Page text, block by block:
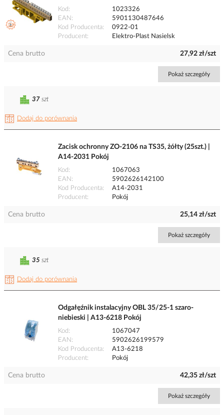
Kod
1023326
EAN
5901130487646
Kod Producenta
0922-01
Producent
Elektro-Plast Nasielsk
Cena brutto 27,92 zł/szt
Pokaż szczegóły
Dodaj do porównania
37 szt
Zacisk ochronny ZO-2106 na TS35, żółty (25szt.) |
A14-2031 Pokój
Kod
1067063
EAN
5902626142100
Kod Producenta
A14-2031
Producent
Pokój
Cena brutto 25,14 zł/szt
Pokaż szczegóły
Dodaj do porównania
35 szt
Odgałęźnik instalacyjny OBL 35/25-1 szaro-
niebieski | A13-6218 Pokój
Kod
1067047
EAN
5902626199579
Kod Producenta
A13-6218
Producent
Pokój
Cena brutto 42,35 zł/szt
Pokaż szczegóły